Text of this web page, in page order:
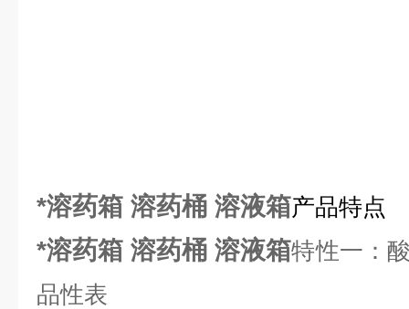
*溶药箱 溶药桶 溶液箱产品特点
*溶药箱 溶药桶 溶液箱特性一：
品性表